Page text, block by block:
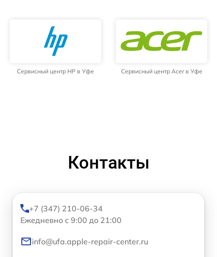
Сервисный центр HP в Уфе Сервисный центр Acer в Уфе
Контакты
+7 (347) 210-06-34
Ежедневно с 9:00 до 21:00
info@ufa.apple-repair-center.ru